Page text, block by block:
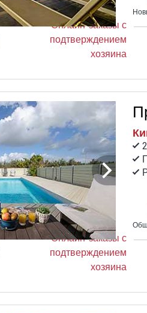
Онлайн-заказы с
подтверждением
хозяина
Онлайн-заказы с
подтверждением
хозяина